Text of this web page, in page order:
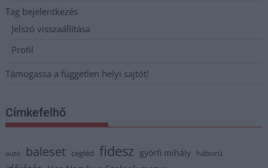
Tag bejelentkezés
Jelszó visszaállítása
Profil
Támogassa a független helyi sajtót!
Címkefelhő
autó baleset cegléd fidesz györfi mihály háború